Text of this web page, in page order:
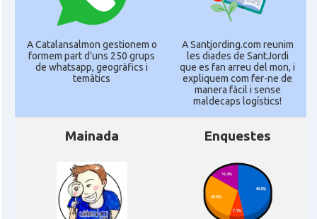
A Catalansalmon gestionem o
formem part d'uns 250 grups
de whatsapp, geogràfics i
temàtics
A Santjording.com reunim
les diades de SantJordi
que es fan arreu del mon, i
expliquem com fer-ne de
manera fàcil i sense
maldecaps logí­stics!
Mainada Enquestes